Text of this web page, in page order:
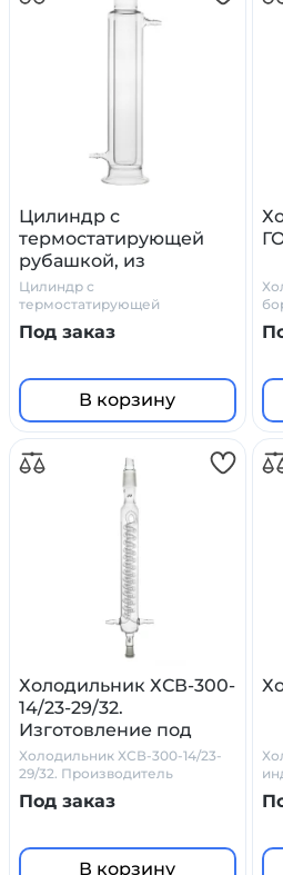
Цилиндр с
термостатирующей
рубашкой, из
боросиликатного
стекла
Цилиндр с
термостатирующей
рубашкой, из
боросиликатного стекла
Под заказ
В корзину
Холодильник ХСВ-300-
14/23-29/32.
Изготовление под
заказ.
Холодильник ХСВ-300-14/23-
29/32. Производитель
Primelab
Под заказ
В корзину